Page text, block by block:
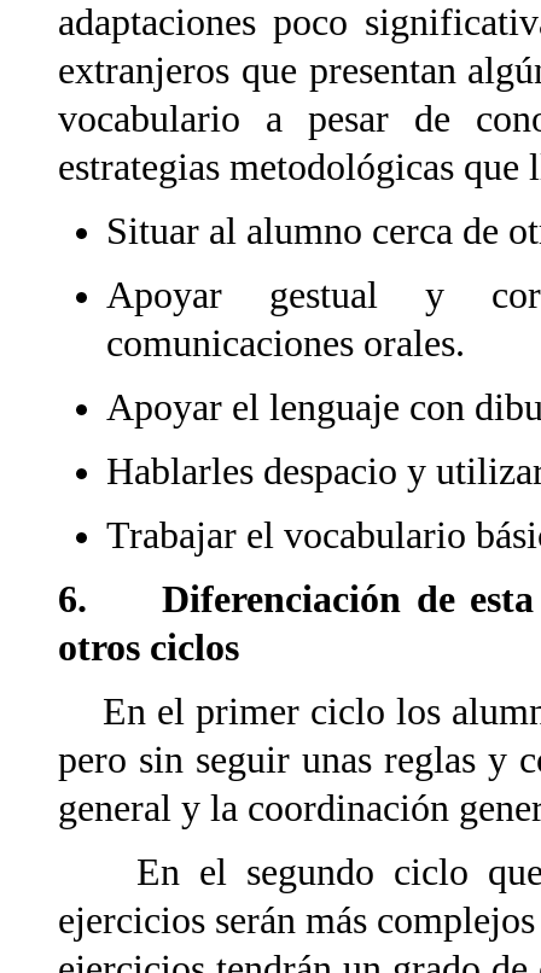
adaptaciones poco
extranjeros que presentan
vocabulario a pesar de
estrategias metodológicas que
Situar al alumno cerca de
Apoyar gestual y
comunicaciones orales.
Apoyar el lenguaje con
Hablarles despacio y
Trabajar el vocabulario
6. Diferenciación de esta
otros ciclos
En el primer ciclo los
pero sin seguir unas reglas y
general y la coordinación
En el segundo ciclo que
ejercicios serán más